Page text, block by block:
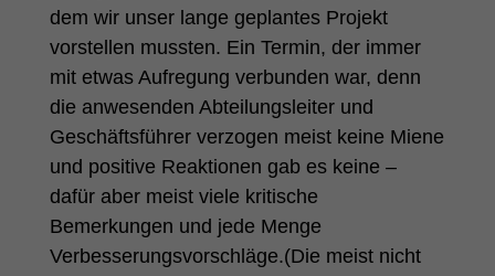
dem wir unser lange geplantes Projekt
vorstellen mussten. Ein Termin, der immer
mit etwas Aufregung verbunden war, denn
die anwesenden Abteilungsleiter und
Geschäftsführer verzogen meist keine Miene
und positive Reaktionen gab es keine –
dafür aber meist viele kritische
Bemerkungen und jede Menge
Verbesserungsvorschläge.(Die meist nicht